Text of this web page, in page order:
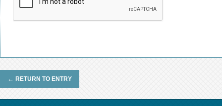
← RETURN TO ENTRY